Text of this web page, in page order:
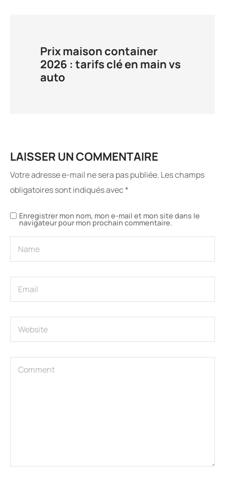
Prix maison container
2026 : tarifs clé en main vs
auto
LAISSER UN COMMENTAIRE
Votre adresse e-mail ne sera pas publiée. Les champs
obligatoires sont indiqués avec*
Enregistrer mon nom, mon e-mail et mon site dans le
navigateur pour mon prochain commentaire.